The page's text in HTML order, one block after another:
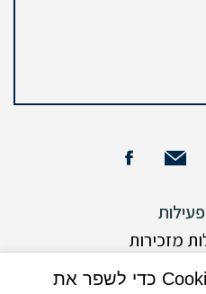
מזכירות
אנו משתמשים בקובצי Cookie כדי לשפר את